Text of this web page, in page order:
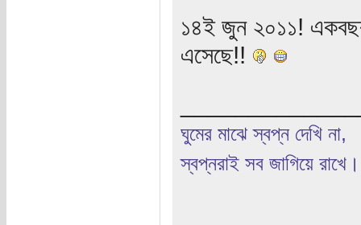
১৪ই জুন ২০১১!
এসেছে!!
ঘুমের মাঝে স্বপ্ন দেখি না,
স্বপ্নরাই সব জাগিয়ে রাখে।